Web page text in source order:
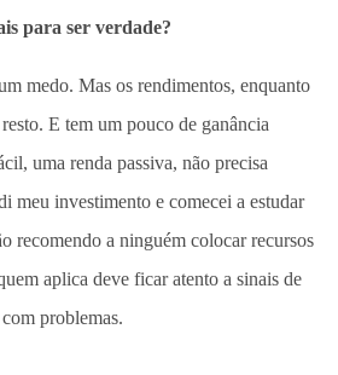
para ser verdade?
medo. Mas os rendimentos, enquanto
E tem um pouco de ganância
uma renda passiva, não precisa
meu investimento e comecei a estudar
recomendo a ninguém colocar recursos
aplica deve ficar atento a sinais de
problemas.